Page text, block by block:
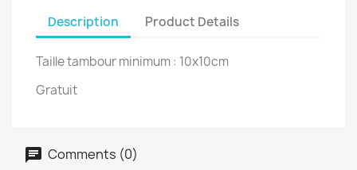
Description Product Details
Taille tambour minimum : 10x10cm
Gratuit
Comments (0)